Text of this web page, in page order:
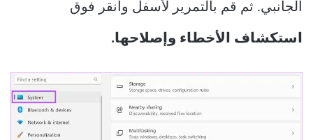
الجانبي. ثم قم بالتمرير لأسفل وانقر فوق
استكشاف الأخطاء وإصلاحها.